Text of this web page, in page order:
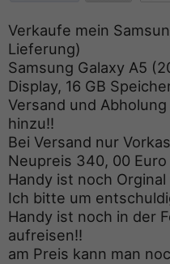
Verkaufe mein
Lieferung)
Samsung Galaxy A5
Display, 16 GB
Versand und
hinzu!!
Bei Versand nur
Neupreis 340, 00 Euro
Handy ist noch
Ich bitte um
Handy ist noch in der
aufreisen!!
am Preis kann man